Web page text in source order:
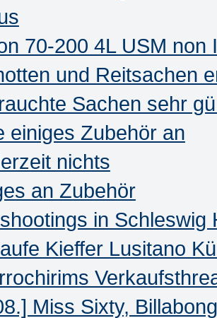
70-200 4L USM non
und Reitsachen
Sachen sehr
einiges Zubehör an
nichts
an Zubehör
in Schleswig
Kieffer Lusitano
Miss Sixty,